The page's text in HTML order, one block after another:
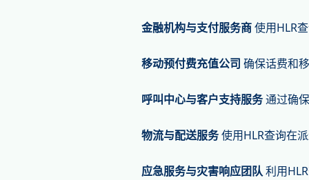
金融机构与支付服务商使用HLR
移动预付费充值公司 确保话费和
呼叫中心与客户支持服务通过确
物流与配送服务使用HLR查询在
应急服务与灾害响应团队利用